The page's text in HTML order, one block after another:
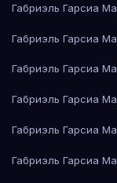
Габриэль Гарсиа
Габриэль Гарсиа
Габриэль Гарсиа
Габриэль Гарсиа
Габриэль Гарсиа
Габриэль Гарсиа